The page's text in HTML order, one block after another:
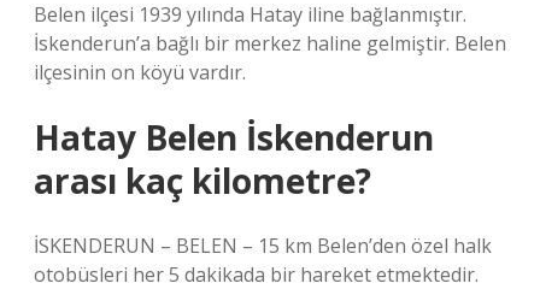
Belen ilçesi 1939 yılında Hatay iline bağlanmıştır.
İskenderun’a bağlı bir merkez haline gelmiştir. Belen
ilçesinin on köyü vardır.
Hatay Belen İskenderun
arası kaç kilometre?
İSKENDERUN – BELEN – 15 km Belen’den özel halk
otobüsleri her 5 dakikada bir hareket etmektedir.